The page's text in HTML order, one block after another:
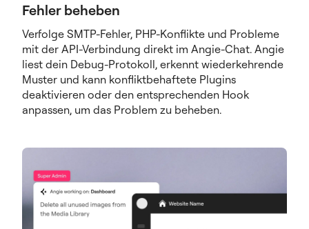
Fehler beheben
Verfolge SMTP-Fehler, PHP-Konflikte und Probleme
mit der API-Verbindung direkt im Angie-Chat. Angie
liest dein Debug-Protokoll, erkennt wiederkehrende
Muster und kann konfliktbehaftete Plugins
deaktivieren oder den entsprechenden Hook
anpassen, um das Problem zu beheben.